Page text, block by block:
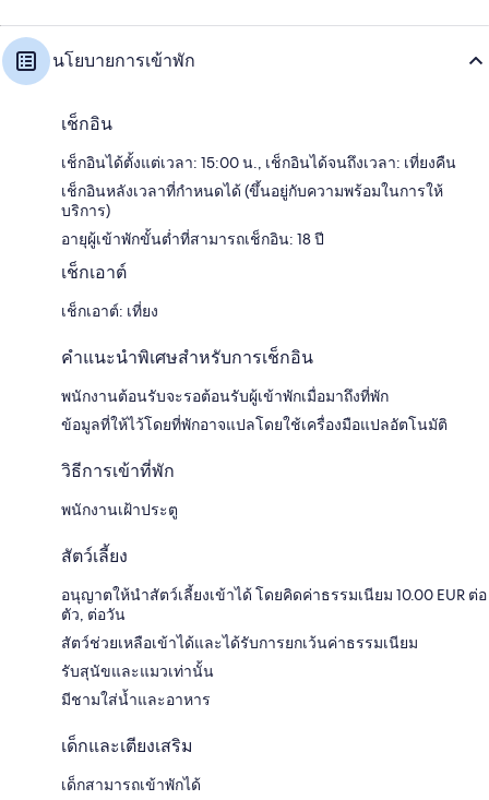
นโยบายการเข้าพัก
เช็กอิน
เช็กอินได้ตั้งแต่เวลา: 15:00 น., เช็กอินได้จนถึงเวลา: เที่ยงคืน
เช็กอินหลังเวลาที่กำหนดได้ (ขึ้นอยู่กับความพร้อมในการให้
บริการ)
อายุผู้เข้าพักขั้นต่ำที่สามารถเช็กอิน: 18 ปี
เช็กเอาต์
เช็กเอาต์: เที่ยง
คำแนะนำพิเศษสำหรับการเช็กอิน
พนักงานต้อนรับจะรอต้อนรับผู้เข้าพักเมื่อมาถึงที่พัก
ข้อมูลที่ให้ไว้โดยที่พักอาจแปลโดยใช้เครื่องมือแปลอัตโนมัติ
วิธีการเข้าที่พัก
พนักงานเฝ้าประตู
สัตว์เลี้ยง
อนุญาตให้นำสัตว์เลี้ยงเข้าได้ โดยคิดค่าธรรมเนียม 10.00 EUR ต่อ
ตัว, ต่อวัน
สัตว์ช่วยเหลือเข้าได้และได้รับการยกเว้นค่าธรรมเนียม
รับสุนัขและแมวเท่านั้น
มีชามใส่น้ำและอาหาร
เด็กและเตียงเสริม
เด็กสามารถเข้าพักได้